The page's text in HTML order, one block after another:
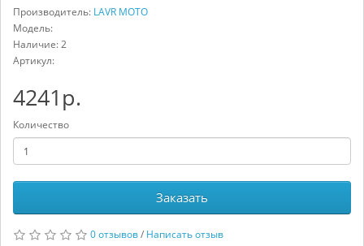
Производитель: LAVR MOTO
Модель:
Наличие: 2
Артикул:
4241р.
Количество
Заказать
0 отзывов/ Написать отзыв